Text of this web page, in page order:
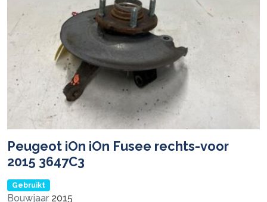
Peugeot iOn iOn Fusee rechts-voor
2015 3647C3
Gebruikt
Bouwjaar 2015